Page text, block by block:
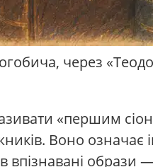
через
«першим
Воно
образи